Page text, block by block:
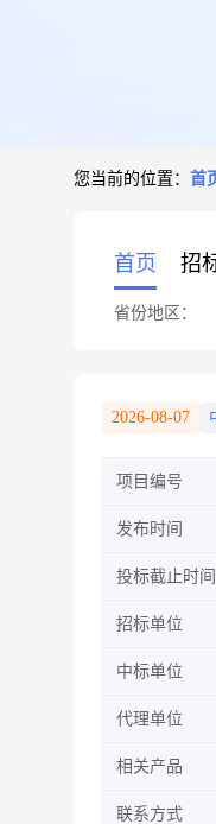
您当前的位置： 首
首页 招
省份地区：
2026-08-07
项目编号
发布时间
投标截止时间
招标单位
中标单位
代理单位
相关产品
联系方式